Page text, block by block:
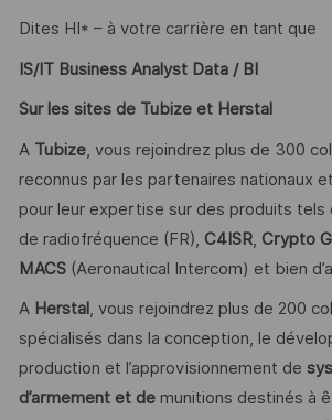
Dites HI* – à votre carrière en tant que
IS/IT Business Analyst Data / BI
Sur les sites de Tubize et Herstal
A Tubize, vous rejoindrez plus de 300
reconnus par les partenaires nationaux
pour leur expertise sur des produits tels
de radiofréquence (FR), C4ISR, Crypto
MACS(Aeronautical Intercom) et bien
A Herstal , vous rejoindrez plus de 200
spécialisés dans la conception, le
production et l’approvisionnement de
d’armement et demunitions destinés à